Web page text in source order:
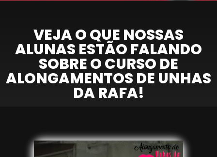
VEJA O QUE NOSSAS
ALUNAS ESTÃO FALANDO
SOBRE O CURSO DE
ALONGAMENTOS DE UNHAS
DA RAFA!